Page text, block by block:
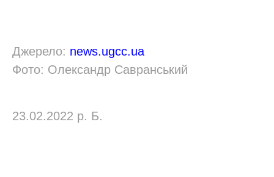
Джерело: news.ugcc.ua
Фото: Олександр Савранський
23.02.2022 р. Б.